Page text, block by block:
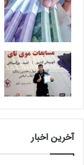
آخرین اخبار